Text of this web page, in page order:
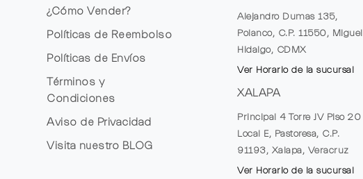
¿Cómo Vender?
Políticas de Reembolso
Políticas de Envíos
Términos y
Condiciones
Aviso de Privacidad
Visita nuestro BLOG
Alejandro Dumas 135,
Polanco, C.P. 11550, Miguel
Hidalgo, CDMX
Ver Horario de la sucursal
XALAPA
Principal 4 Torre JV Piso 20
Local E, Pastoresa, C.P.
91193, Xalapa, Veracruz
Ver Horario de la sucursal